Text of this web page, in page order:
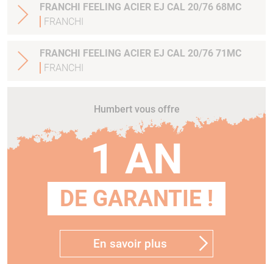
FRANCHI FEELING ACIER EJ CAL 20/76 68MC
FRANCHI
FRANCHI FEELING ACIER EJ CAL 20/76 71MC
FRANCHI
Humbert vous offre
1 AN
DE GARANTIE !
En savoir plus